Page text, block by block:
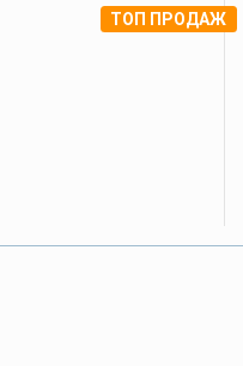
ТОП ПРОДАЖ